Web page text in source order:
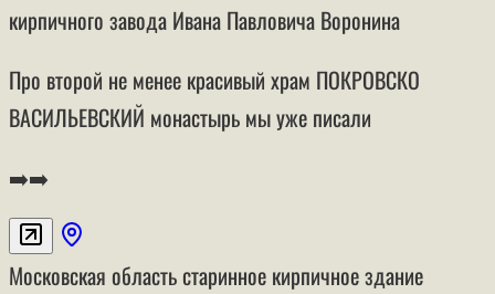
кирпичного завода Ивана Павловича Воронина
Про второй не менее красивый храм ПОКРОВСКО
ВАСИЛЬЕВСКИЙ монастырь мы уже писали
➡️➡️
Московская областьстаринное кирпичное здание